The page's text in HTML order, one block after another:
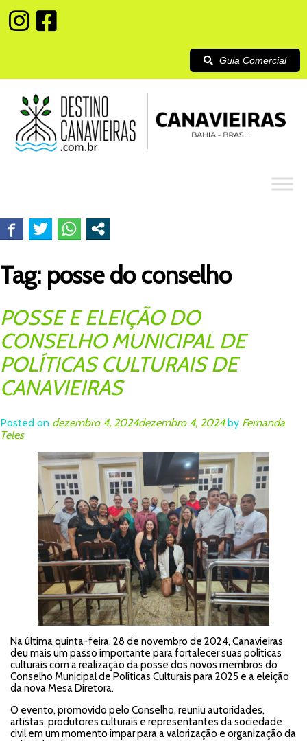
Guia Comercial
Tag: posse do conselho
POSSE E ELEIÇÃO DO
CONSELHO MUNICIPAL DE
POLÍTICAS CULTURAIS DE
CANAVIEIRAS
Posted on dezembro 4, 2024dezembro 4, 2024by Fernanda
Teles
Na última quinta-feira, 28 de novembro de 2024, Canavieiras
deu mais um passo importante para fortalecer suas políticas
culturais com a realização da posse dos novos membros do
Conselho Municipal de Políticas Culturais para 2025 e a eleição
da nova Mesa Diretora.
O evento, promovido pelo Conselho, reuniu autoridades,
artistas, produtores culturais e representantes da sociedade
civil em um momento ímpar para a valorização e organização da